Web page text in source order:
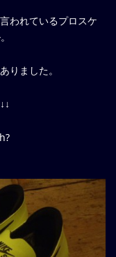
われているプロスケ
りました。